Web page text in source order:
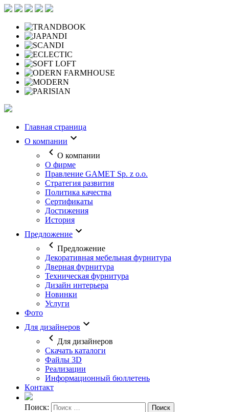
Главная страница
О компании
О компании
О фирме
Правление GAMET Sp. z o.o.
Стратегия развития
Политика качества
Сертификаты
Достижения
История
Предложение
Предложение
Декоративная мебельная фурнитура
Дверная фурнитура
Техническая фурнитура
Дизайн интерьера
Новинки
Услуги
Фото
Для дизайнеров
Для дизайнеров
Скачать каталоги
Файлы 3D
Реализации
Информационный бюллетень
Кoнтaкт
Поиск: